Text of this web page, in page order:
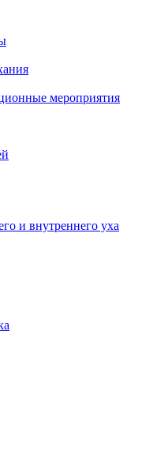
мероприятия
и внутреннего уха